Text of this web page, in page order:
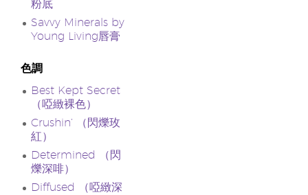
粉底
Savvy Minerals by
Young Living唇膏
色調
Best Kept Secret
（啞緻裸色）
Crushin’ （閃爍玫
紅）
Determined （閃
爍深啡）
Diffused （啞緻深